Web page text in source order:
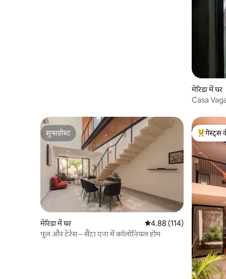
मेरिडा में घर
Casa
सुपरहोस्ट
सुपरहोस्ट
मेरिडा में घर औसत रेटिंग 5 में से 4.88, 114
4.88 (114)
पूल और टेरेस – सैंटा एना में कॉलोनियल होम
गेस्ट्स का
गेस्ट्स